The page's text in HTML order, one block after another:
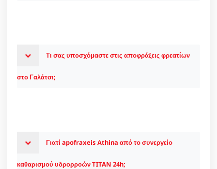
Τι σας υποσχόμαστε στις αποφράξεις φρεατίων
στο Γαλάτσι;
Γιατί apofraxeis Athina από το συνεργείο
καθαρισμού υδρορροών TITAN 24h;